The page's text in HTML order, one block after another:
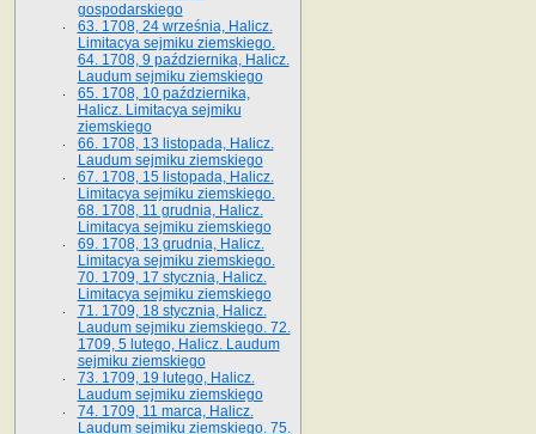
gospodarskiego
63. 1708, 24 września, Halicz.
Limitacya sejmiku ziemskiego.
64. 1708, 9 października, Halicz.
Laudum sejmiku ziemskiego
65­. 1708, 10 października,
Halicz. Limitacya sejmiku
ziemskiego
66. 1708, 13 listopada, Halicz.
Laudum sejmiku ziemskiego
67. 1708, 15 listopada, Halicz.
Limitacya sejmiku ziemskiego.
68. 1708, 11 grudnia, Halicz.
Limitacya sejmiku ziemskiego
69. 1708, 13 grudnia, Halicz.
Limitacya sejmiku ziemskiego.
70. 1709, 17 stycznia, Halicz.
Limitacya sejmiku ziemskiego
71. 1709, 18 stycznia, Halicz.
Laudum sejmiku ziemskiego. 72.
1709, 5 lutego, Halicz. Laudum
sejmiku ziemskiego
73. 1709, 19 lutego, Halicz.
Laudum sejmiku ziemskiego
74. 1709, 11 marca, Halicz.
Laudum sejmiku ziemskiego. 75.